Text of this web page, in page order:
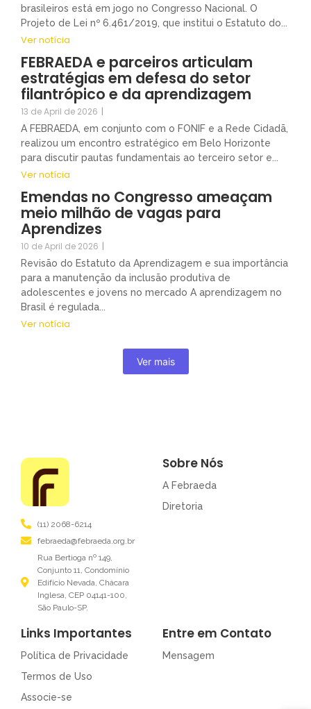
brasileiros está em jogo no Congresso Nacional. O
Projeto de Lei nº 6.461/2019, que institui o Estatuto do...
Ver notícia
FEBRAEDA e parceiros articulam
estratégias em defesa do setor
filantrópico e da aprendizagem
13 de April de 2026 |
A FEBRAEDA, em conjunto com o FONIF e a Rede Cidadã,
realizou um encontro estratégico em Belo Horizonte
para discutir pautas fundamentais ao terceiro setor e...
Ver notícia
Emendas no Congresso ameaçam
meio milhão de vagas para
Aprendizes
10 de April de 2026 |
Revisão do Estatuto da Aprendizagem e sua importância
para a manutenção da inclusão produtiva de
adolescentes e jovens no mercado A aprendizagem no
Brasil é regulada...
Ver notícia
Ver mais
(11) 2068-6214
febraeda@febraeda.org.br
Rua Bertioga nº 149,
Conjunto 11, Condomínio
Edifício Nevada, Chácara
Inglesa, CEP 04141-100,
São Paulo-SP.
Sobre Nós
A Febraeda
Diretoria
Links Importantes
Política de Privacidade
Termos de Uso
Associe-se
Entre em Contato
Mensagem